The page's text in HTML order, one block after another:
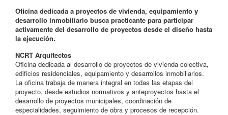
Oficina dedicada a proyectos de vivienda, equipamiento y
desarrollo inmobiliario busca practicante para participar
activamente del desarrollo de proyectos desde el diseño hasta
la ejecución.
NCRT Arquitectos_
Oficina dedicada al desarrollo de proyectos de vivienda colectiva,
edificios residenciales, equipamiento y desarrollos inmobiliarios.
La oficina trabaja de manera integral en todas las etapas del
proyecto, desde estudios normativos y anteproyectos hasta el
desarrollo de proyectos municipales, coordinación de
especialidades, seguimiento de obra y procesos de recepción.